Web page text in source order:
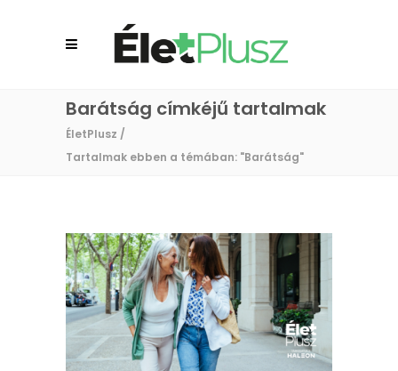
Barátság címkéjű tartalmak
ÉletPlusz /
Tartalmak ebben a témában: "Barátság"